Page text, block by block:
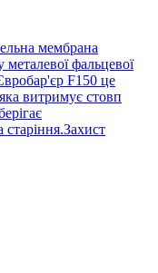
мембрана
фальцевої
F150 це
витримує стовп
старіння.Захист